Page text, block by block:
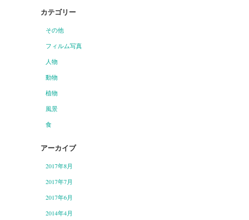
カテゴリー
その他
フィルム写真
人物
動物
植物
風景
食
アーカイブ
2017年8月
2017年7月
2017年6月
2014年4月